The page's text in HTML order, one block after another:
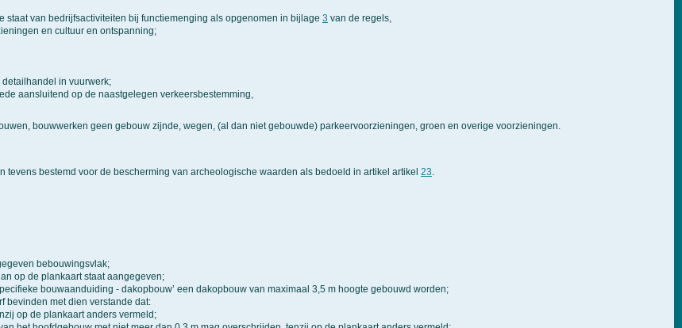
staat van bedrijfsactiviteiten bij functiemenging als opgenomen in bijlage 3 van de regels,
en cultuur en ontspanning;
in vuurwerk;
aansluitend op de naastgelegen verkeersbestemming,
bouwwerken geen gebouw zijnde, wegen, (al dan niet gebouwde) parkeervoorzieningen, groen en overige voorzieningen.
bestemd voor de bescherming van archeologische waarden als bedoeld in artikel artikel 23.
bebouwingsvlak;
op de plankaart staat aangegeven;
bouwaanduiding - dakopbouw’ een dakopbouw van maximaal 3,5 m hoogte gebouwd worden;
bevinden met dien verstande dat:
op de plankaart anders vermeld;